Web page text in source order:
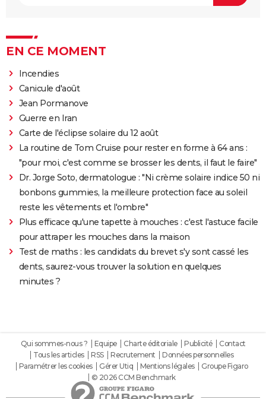
EN CE MOMENT
Incendies
Canicule d'août
Jean Pormanove
Guerre en Iran
Carte de l'éclipse solaire du 12 août
La routine de Tom Cruise pour rester en forme à 64 ans :
"pour moi, c'est comme se brosser les dents, il faut le faire"
Dr. Jorge Soto, dermatologue : "Ni crème solaire indice 50 ni
bonbons gummies, la meilleure protection face au soleil
reste les vêtements et l'ombre"
Plus efficace qu'une tapette à mouches : c'est l'astuce facile
pour attraper les mouches dans la maison
Test de maths : les candidats du brevet s'y sont cassé les
dents, saurez-vous trouver la solution en quelques
minutes ?
Qui sommes-nous ? Equipe Charte éditoriale Publicité
Contact
Tous les articles
RSS Recrutement
Données personnelles
Paramétrer les cookies
Gérer Utiq Mentions légales
Groupe Figaro
© 2026 CCM Benchmark